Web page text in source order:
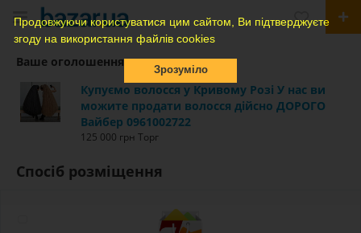
Продовжуючи користуватися цим сайтом, Ви підтверджуєте
згоду на використання файлів cookies
Зрозуміло
Спосіб розміщення
Ваше оголошення
Купуємо волосся у Кривому Розі У нас ви
можите продати волосся дійсно ДОРОГО
Вайбер 0961002722
125 000 грн Торг